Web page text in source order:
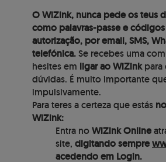
O WiZink, nunca pede os teus
como palavras-passe e
autorização, por email, SMS,
telefónica.Se recebes uma
hesites em ligar ao WiZinkpara
dúvidas. É muito importante
impulsivamente.
Para teres a certeza que estás
WiZink:
Entra noWiZink Online
site, digitando sempre
acedendo em Login.